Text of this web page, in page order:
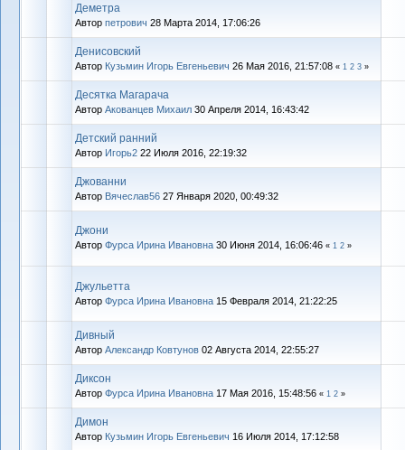
Деметра
Автор петрович 28 Марта 2014, 17:06:26
Денисовский
Автор Кузьмин Игорь Евгеньевич 26 Мая 2016, 21:57:08 « 1 2 3 »
Десятка Магарача
Автор Акованцев Михаил 30 Апреля 2014, 16:43:42
Детский ранний
Автор Игорь2 22 Июля 2016, 22:19:32
Джованни
Автор Вячеслав56 27 Января 2020, 00:49:32
Джони
Автор Фурса Ирина Ивановна 30 Июня 2014, 16:06:46 « 1 2 »
Джульетта
Автор Фурса Ирина Ивановна 15 Февраля 2014, 21:22:25
Дивный
Автор Александр Ковтунов 02 Августа 2014, 22:55:27
Диксон
Автор Фурса Ирина Ивановна 17 Мая 2016, 15:48:56 « 1 2 »
Димон
Автор Кузьмин Игорь Евгеньевич 16 Июля 2014, 17:12:58